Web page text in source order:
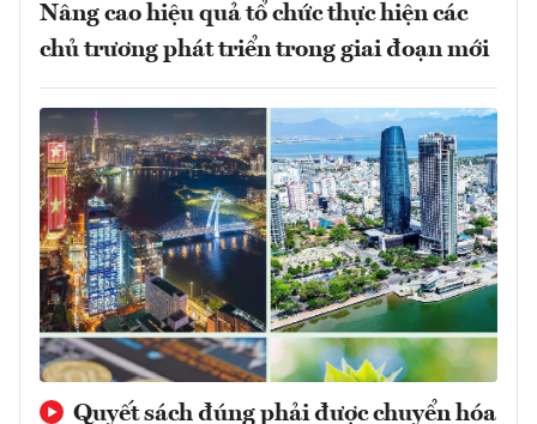
Nâng cao hiệu quả tổ chức thực hiện các
chủ trương phát triển trong giai đoạn mới
Quyết sách đúng phải được chuyển hóa